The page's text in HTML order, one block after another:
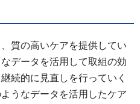
質の高いケアを提供してい
データを活用して取組の効
続的に見直しを行っていく
うなデータを活用したケア